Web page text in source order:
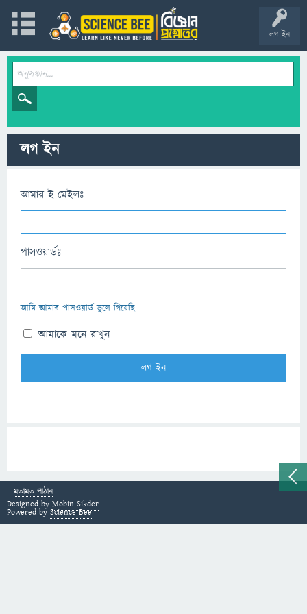
লগ ইন
লগ ইন
আমার ই-মেইলঃ
পাসওয়ার্ডঃ
আমি আমার পাসওয়ার্ড ভুলে গিয়েছি
আমাকে মনে রাখুন
মতামত পাঠান
Designed by Mobin Sikder
Powered by Science Bee